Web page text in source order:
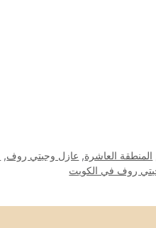
المنطقة العاشرة, عازل وجيتي روف,
روف في الكويت